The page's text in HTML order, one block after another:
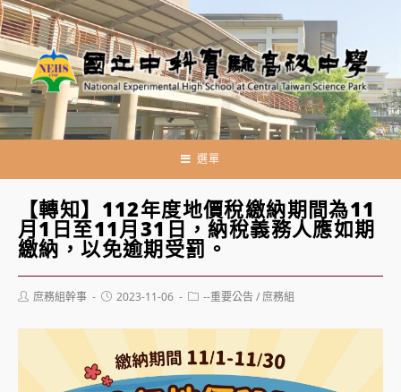
跳
轉
至
主
要
內
選單
【轉知】112年度地價稅繳納期間為11
月1日至11月31日，納稅義務人應如期
繳納，以免逾期受罰。
Post庶務組幹事
Post2023-11-06
Post--重要公告/庶務組